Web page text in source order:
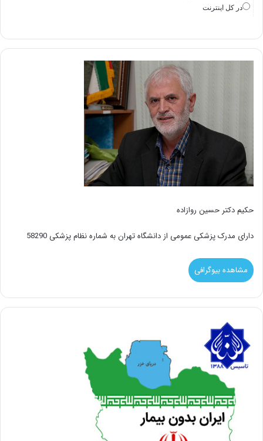
در كل اينترنت
حکیم دکتر حسین روازاده
دارای مدرک پزشکی عمومی از دانشگاه تهران به شماره نظام پزشکی 58290
مشاهده بیوگرافی